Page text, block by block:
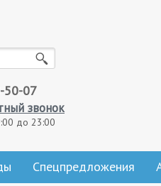
50-07
звонок
до 23:00
Спецпредложения